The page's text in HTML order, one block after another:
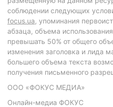
соблюдении следующих
focus.ua, упоминания
абзаца, объема
превышать 50% от общего
изменения заголовка и лида
большего объема текста
получения письменного
ООО «ФОКУС МЕДИА»
Онлайн-медиа ФОКУС